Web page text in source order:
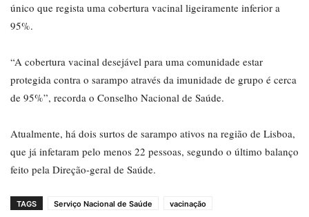
único que regista uma cobertura vacinal ligeiramente inferior a
95%.
“A cobertura vacinal desejável para uma comunidade estar
protegida contra o sarampo através da imunidade de grupo é cerca
de 95%”, recorda o Conselho Nacional de Saúde.
Atualmente, há dois surtos de sarampo ativos na região de Lisboa,
que já infetaram pelo menos 22 pessoas, segundo o último balanço
feito pela Direção-geral de Saúde.
TAGS Serviço Nacional de Saúde vacinação